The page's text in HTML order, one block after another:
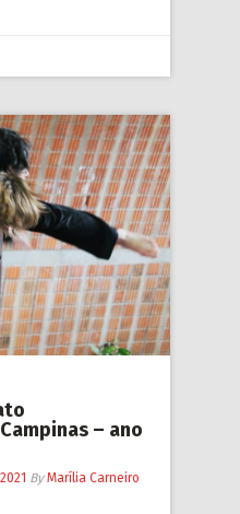
– ano
ByMarília Carneiro